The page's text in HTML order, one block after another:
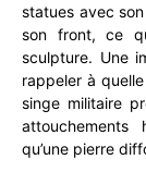
statues avec
son front, ce
sculpture. Une
rappeler à
singe militaire
attouchements
qu’une pierre